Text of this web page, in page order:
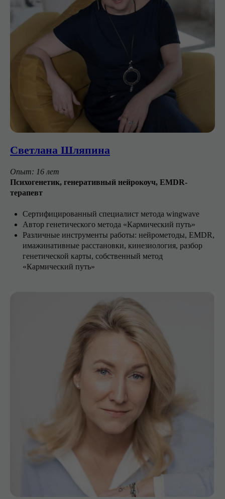
Светлана Шляпина
Опыт: 16 лет
Психогенетик, генеративный нейрокоуч, EMDR-
терапевт
Сертифицированный специалист метода wingwave
Автор генетического метода «Кармический путь»
Различные инструменты работы: нейрометоды, ЕМDR,
имажинативные расстановки, кинезиология, разбор
генетической карты, собственный метод
«Кармический путь»